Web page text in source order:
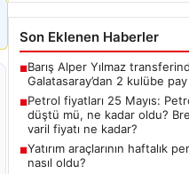
Son Eklenen Haberler
■Barış Alper Yılmaz
Galatasaray’dan 2 kulübe pay
■Petrol fiyatları 25 Mayıs:
düştü mü, ne kadar oldu?
varil fiyatı ne kadar?
■Yatırım araçlarının haftalık
nasıl oldu?